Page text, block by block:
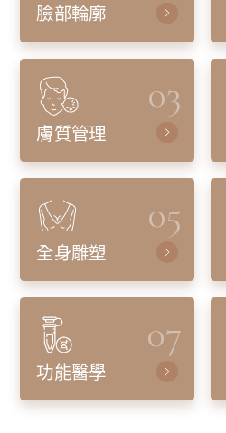
臉部輪廓
03
膚質管理
05
全身雕塑
07
功能醫學